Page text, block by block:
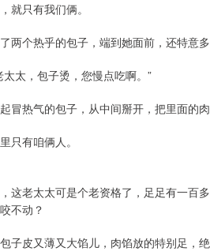
就只有我们俩。
两个热乎的包子，端到她面前，还特意
太，包子烫，您慢点吃啊。”
冒热气的包子，从中间掰开，把里面的
只有咱俩人。
这老太太可是个老资格了，足足有一百
不动？
子皮又薄又大馅儿，肉馅放的特别足，绝
深证成指 14311.01 200.89